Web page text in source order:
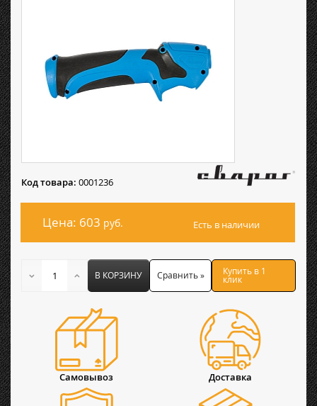
Код товара: 0001236
Цена: 603 руб. Есть в наличии
В КОРЗИНУ Сравнить » Купить в 1
клик
Самовывоз Доставка